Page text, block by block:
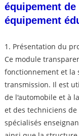
équipement
équipement
1. Présentation du
Ce module
fonctionnement et la
transmission. Il est
de l'automobile et à
et des techniciens
spécialisés